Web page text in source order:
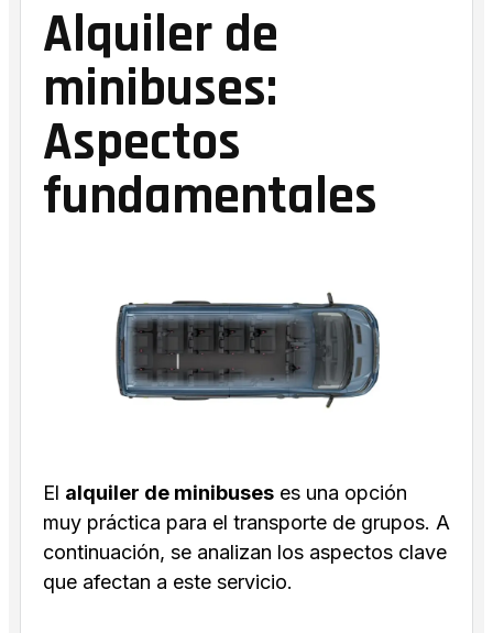
Alquiler de
minibuses:
Aspectos
fundamentales
El alquiler de minibuses es una opción
muy práctica para el transporte de grupos. A
continuación, se analizan los aspectos clave
que afectan a este servicio.